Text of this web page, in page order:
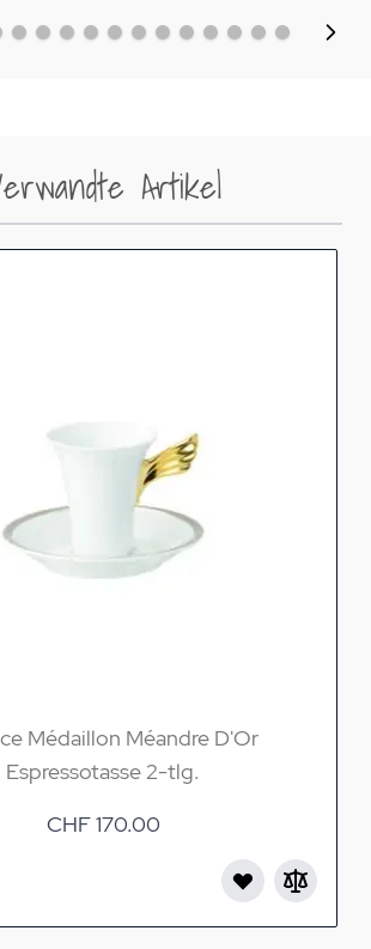
Artikel
Médaillon Méandre D'Or
Espressotasse 2-tlg.
CHF 170.00